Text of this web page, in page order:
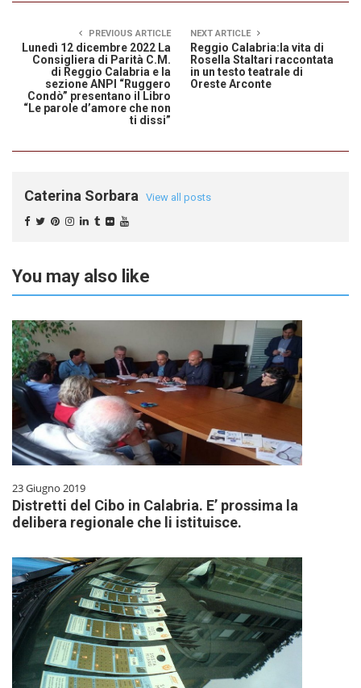
PREVIOUS ARTICLE
Lunedì 12 dicembre 2022 La
Consigliera di Parità C.M.
di Reggio Calabria e la
sezione ANPI “Ruggero
Condò” presentano il Libro
“Le parole d’amore che non
ti dissi”
NEXT ARTICLE
Reggio Calabria:la vita di
Rosella Staltari raccontata
in un testo teatrale di
Oreste Arconte
Caterina Sorbara View all posts
You may also like
23 Giugno 2019
Distretti del Cibo in Calabria. E’ prossima la
delibera regionale che li istituisce.